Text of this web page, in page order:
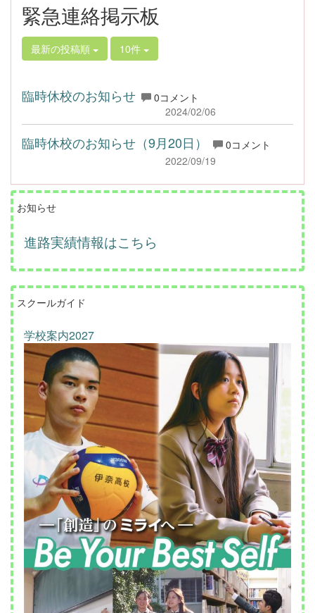
緊急連絡掲示板
最新の投稿順 10件
臨時休校のお知らせ
0コメント
2024/02/06
臨時休校のお知らせ（9月20日）
0コメント
2022/09/19
お知らせ
進路実績情報はこちら
スクールガイド
学校案内2027